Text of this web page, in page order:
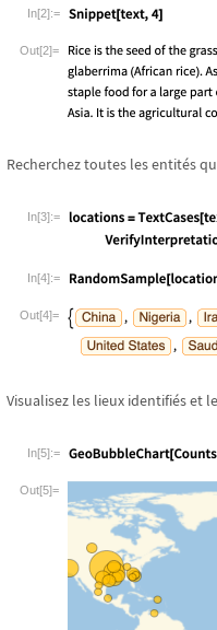
In[2]:=
Out[2]=
Recherchez toutes les entités
In[3]:=
In[4]:=
Out[4]=
Visualisez les lieux identifiés et
In[5]:=
Out[5]=